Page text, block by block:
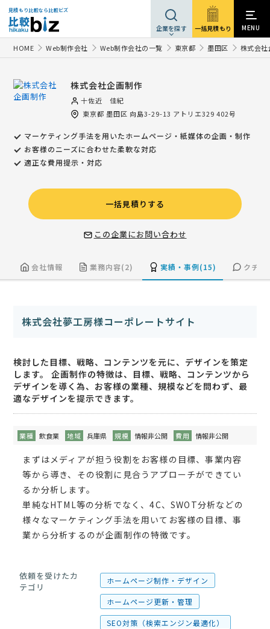
見積もり比較なら比較ビズ
企業を探す 一括見積もり MENU
HOME Web制作会社 Web制作会社の一覧 東京都 墨田区 株式会
株式会社企画制作
十佐近 佳紀
東京都 墨田区 向島3-29-13 アトリエ329 402号
マーケティング手法を用いたホームページ・紙媒体の企画・制作
お客様のニーズに合わせた柔軟な対応
適正な費用提示・対応
一括見積りする
この企業にお問い合わせ
会社情報 業務内容(2) 実績・事例(15) クチ
株式会社夢工房様コーポレートサイト
検討した目標、戦略、コンテンツを元に、デザインを策定
します。 企画制作の特徴は、目標、戦略、コンテンツから
デザインを導く為、お客様の業種、規模などを問わず、最
適なデザインを提示できます。
業種 飲食業 地域 兵庫県 規模 情報非公開 費用 情報非公開
まずはメディアが担う役割をお客様の目標、事業内容
等から導き、その役割に見合うアプローチができてい
るか分析します。
単純なHTML等の分析でなく、4C、SWOT分析などの
様々なマーケティング手法を用いてお客様の目標、事
業から分析するのが企画制作の特徴です。
依頼を受けたカ
テゴリ
ホームページ制作・デザイン
ホームページ更新・管理
SEO対策（検索エンジン最適化）